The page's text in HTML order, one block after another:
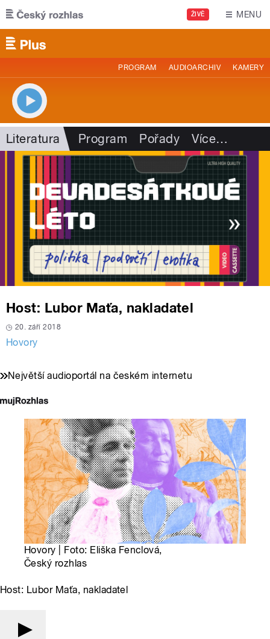
Přejít k hlavnímu obsahu
ŽIVĚ MENU
PROGRAM AUDIOARCHIV KAMERY
Literatura Program Pořady Více…
Host: Lubor Maťa, nakladatel
20. září 2018
Hovory
Největší audioportál na českém internetu
Hovory | Foto: Eliška Fenclová,
Český rozhlas
Host: Lubor Maťa, nakladatel